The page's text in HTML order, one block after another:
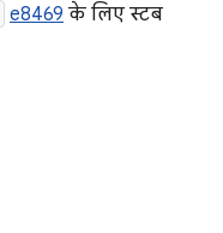
e8469 के लिए स्टब